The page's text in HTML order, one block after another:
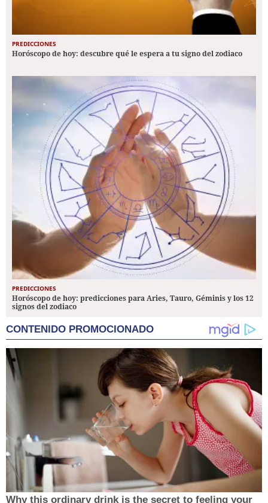
PREDICCIONES
Horóscopo de hoy: descubre qué le espera a tu signo del zodiaco
PREDICCIONES
Horóscopo de hoy: predicciones para Aries, Tauro, Géminis y los 12
signos del zodiaco
CONTENIDO PROMOCIONADO
Why this ordinary drink is the secret to feeling your